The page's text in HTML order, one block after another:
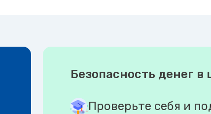
Безопасность денег в
Проверьте себя и